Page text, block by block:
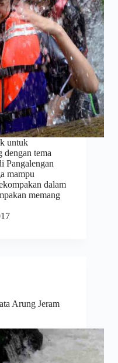
untuk
dengan tema
Pangalengan
mampu
dalam
memang
Arung Jeram